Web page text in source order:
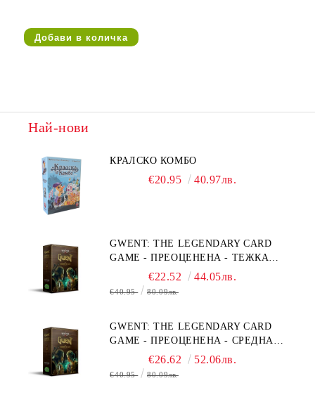
Най-нови
КРАЛСКО КОМБО
€20.95 40.97лв.
GWENT: THE LEGENDARY CARD
GAME - ПРЕОЦЕНЕНА - ТЕЖКА
ПОВРЕДА НА КУТИЯТА
€22.52 44.05лв.
€40.95 80.09лв.
GWENT: THE LEGENDARY CARD
GAME - ПРЕОЦЕНЕНА - СРЕДНА
ПОВРЕДА НА КУТИЯТА
€26.62 52.06лв.
€40.95 80.09лв.